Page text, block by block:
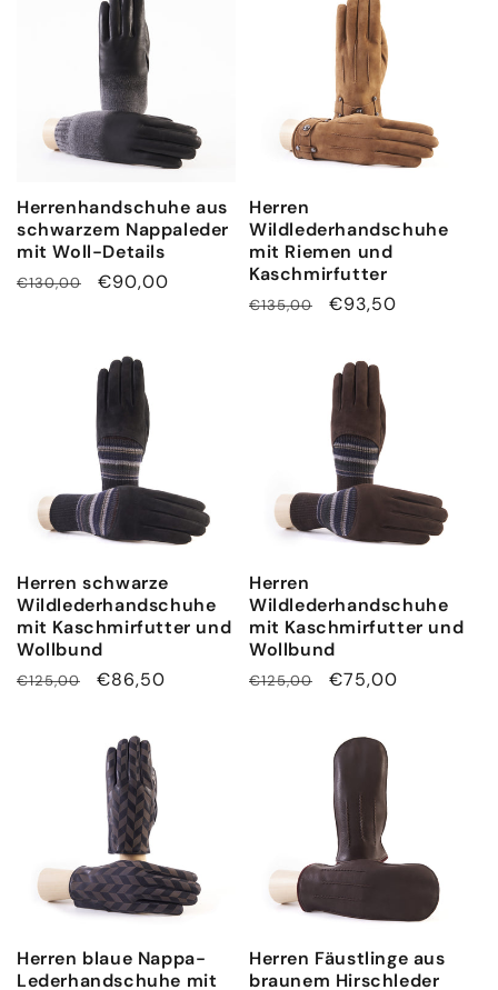
Herrenhandschuhe aus
schwarzem Nappaleder
mit Woll-Details
Normaler
€130,00 Verkaufspreis
€90,00
Herren
Wildlederhandschuhe
mit Riemen und
Kaschmirfutter
Normaler
€135,00 Verkaufspreis
€93,50
Herren schwarze
Wildlederhandschuhe
mit Kaschmirfutter und
Wollbund
Normaler
€125,00 Verkaufspreis
€86,50
Herren
Wildlederhandschuhe
mit Kaschmirfutter und
Wollbund
Normaler
€125,00 Verkaufspreis
€75,00
Herren blaue Nappa-
Lederhandschuhe mit
Herren Fäustlinge aus
braunem Hirschleder